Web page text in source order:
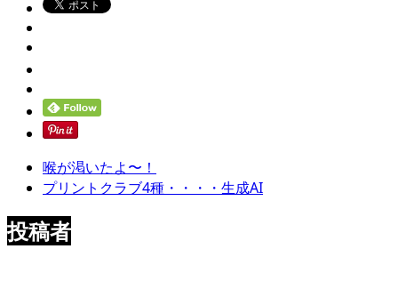
喉が渇いたよ〜！
プリントクラブ4種・・・・生成AI
投稿者